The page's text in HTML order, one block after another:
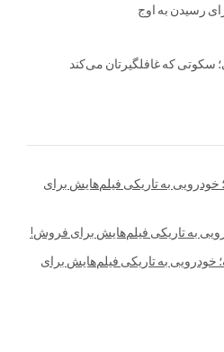
خودرویی به تاریکی فیلم‌هایش برای
به تاریکی فیلم‌هایش برای فروش!
خودرویی به تاریکی فیلم‌هایش برای